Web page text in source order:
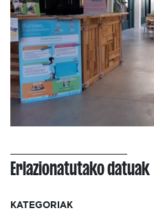
Erlazionatutako datuak
KATEGORIAK